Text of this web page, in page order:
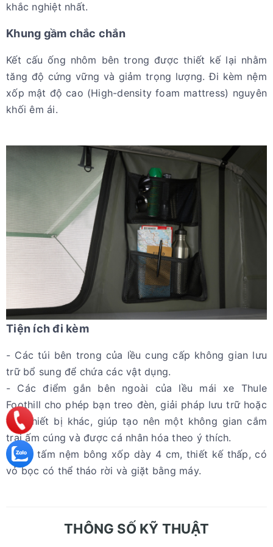
khắc nghiệt nhất.
Khung gầm chắc chắn
Kết cấu ống nhôm bên trong được thiết kế lại nhằm
tăng độ cứng vững và giảm trọng lượng. Đi kèm nệm
xốp mật độ cao (High-density foam mattress) nguyên
khối êm ái.
Tiện ích đi kèm
- Các túi bên trong của lều cung cấp không gian lưu
trữ bổ sung để chứa các vật dụng.
- Các điểm gắn bên ngoài của lều mái xe Thule
Foothill cho phép bạn treo đèn, giải pháp lưu trữ hoặc
các thiết bị khác, giúp tạo nên một không gian cắm
trại ấm cúng và được cá nhân hóa theo ý thích.
- Một tấm nệm bông xốp dày 4 cm, thiết kế thấp, có
vỏ bọc có thể tháo rời và giặt bằng máy.
THÔNG SỐ KỸ THUẬT